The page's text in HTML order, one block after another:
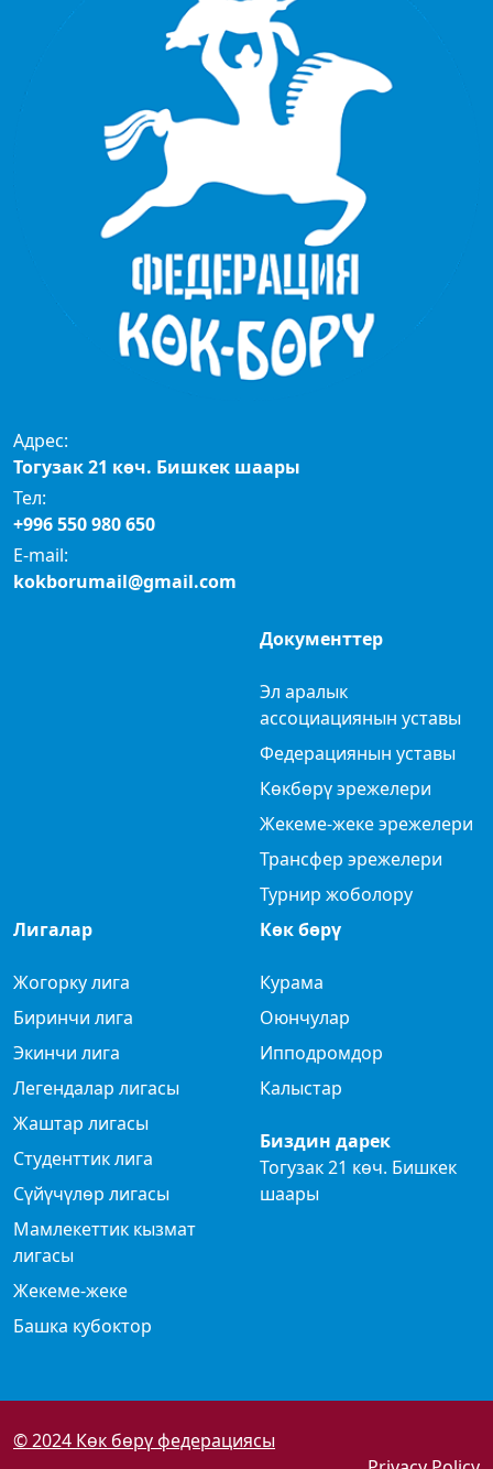
Адрес:
Тогузак 21 көч. Бишкек шаары
Тел:
+996 550 980 650
E-mail:
kokborumail@gmail.com
Документтер
Эл аралык
ассоциациянын уставы
Федерациянын уставы
Көкбөрү эрежелери
Жекеме-жеке эрежелери
Трансфер эрежелери
Турнир жоболору
Лигалар
Жогорку лига
Биринчи лига
Экинчи лига
Легендалар лигасы
Жаштар лигасы
Студенттик лига
Сүйүчүлөр лигасы
Мамлекеттик кызмат
лигасы
Жекеме-жеке
Башка кубоктор
Көк бөрү
Курама
Оюнчулар
Ипподромдор
Калыстар
Биздин дарек
Тогузак 21 көч. Бишкек
шаары
© 2024 Көк бөрү федерациясы